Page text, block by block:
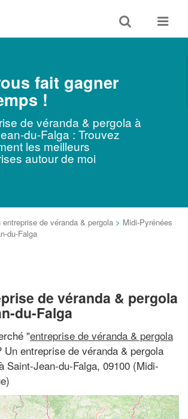
Toggle
search
Toggle
fait gagner
!
de véranda & pergola à
du-Falga : Trouvez
les meilleurs
autour de moi
entreprise de véranda & pergola > Midi-Pyrénées
du-Falga
de véranda & pergola
du-Falga
"entreprise de véranda & pergola
Un entreprise de véranda & pergola
Saint-Jean-du-Falga, 09100 (Midi-